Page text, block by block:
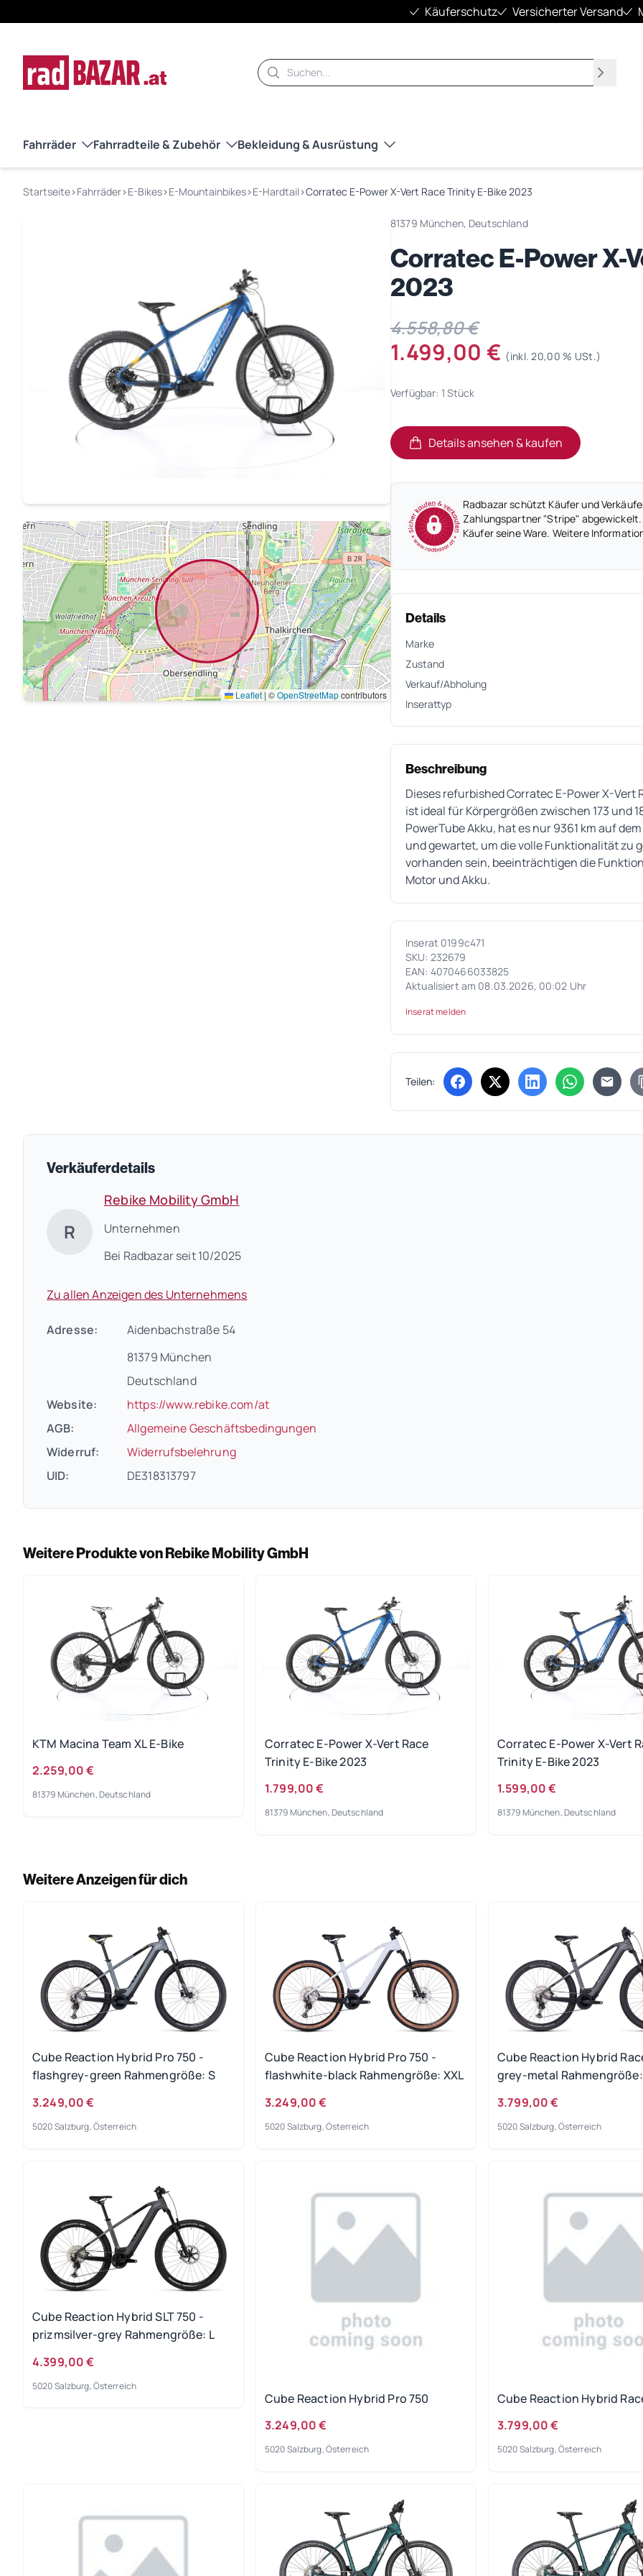
Käuferschutz Versicherter Versand
Suche
Suchen
Fahrräder Fahrradteile & Zubehör Bekleidung & Ausrüstung
Startseite›Fahrräder›E-Bikes›E-Mountainbikes›E-Hardtail ›Corratec E-Power X-Vert Race Trinity E-Bike 2023
Leaflet| ©OpenStreetMapcontributors
81379 München, Deutschland
Corratec E-Power X-
2023
4.558,80 €
1.499,00 € (inkl. 20,00 % USt.)
Verfügbar: 1 Stück
Details ansehen & kaufen
(öffnet in neuem Tab)
(öffnet in neuem Tab)
Radbazar schützt Käufer und
Zahlungspartner "Stripe"
Käufer seine Ware. Weitere
Details
Marke
Zustand
Verkauf/Abholung
Inserattyp
Beschreibung
Dieses refurbished Corratec E-Power X-Vert
ist ideal für Körpergrößen zwischen 173 und
PowerTube Akku, hat es nur 9361 km auf
und gewartet, um die volle Funktionalität zu
vorhanden sein, beeinträchtigen die
Motor und Akku.
Inserat 0199c471
SKU: 232679
EAN: 4070466033825
Aktualisiert am 08.03.2026, 00:02 Uhr
Inserat melden
Teilen: (öffnet in neuem Tab)
(öffnet in neuem Tab)
(öffnet in neuem
(öffnet in
Verkäuferdetails
R
Rebike Mobility GmbH
Unternehmen
Bei Radbazar seit 10/2025
Zu allen Anzeigen des Unternehmens
Adresse:
Aidenbachstraße 54
81379 München
Deutschland
Website:
https://www.rebike.com/at(öffnet in neuem Tab)
AGB:
Allgemeine Geschäftsbedingungen(öffnet in neuem Tab)
Widerruf:
Widerrufsbelehrung(öffnet in neuem Tab)
UID:
DE318313797
Weitere Produkte von Rebike Mobility GmbH
KTM Macina Team XL E-Bike
2.259,00 €
81379 München, Deutschland
Corratec E-Power X-Vert Race
Trinity E-Bike 2023
1.799,00 €
81379 München, Deutschland
Corratec E-Power X-Vert
Trinity E-Bike 2023
1.599,00 €
81379 München, Deutschland
Weitere Anzeigen für dich
Cube Reaction Hybrid Pro 750 -
flashgrey-green Rahmengröße: S
3.249,00 €
5020 Salzburg, Österreich
Cube Reaction Hybrid Pro 750 -
flashwhite-black Rahmengröße: XXL
3.249,00 €
5020 Salzburg, Österreich
Cube Reaction Hybrid
grey-metal
3.799,00 €
5020 Salzburg, Österreich
Cube Reaction Hybrid SLT 750 -
prizmsilver-grey Rahmengröße: L
4.399,00 €
5020 Salzburg, Österreich
Cube Reaction Hybrid Pro 750
3.249,00 €
5020 Salzburg, Österreich
Cube Reaction Hybrid
3.799,00 €
5020 Salzburg, Österreich